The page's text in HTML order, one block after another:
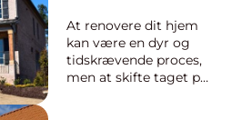
r at vælge imellem,
men det er afg&o...
At renovere dit hjem
kan være en dyr og
tidskrævende proces,
men at skifte taget på